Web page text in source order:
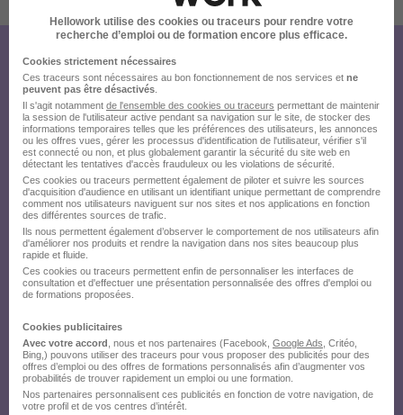
Créez votre compte Hellowork et
envoyez votre candidature !
Hellowork utilise des cookies ou traceurs pour rendre votre
recherche d’emploi ou de formation encore plus efficace.
Cookies strictement nécessaires
Ces traceurs sont nécessaires au bon fonctionnement de nos services et ne
peuvent pas être désactivés
Il s'agit notamment de l'ensemble des cookies ou traceurs permettant de maintenir
la session de l'utilisateur active pendant sa navigation sur le site, de stocker des
informations temporaires telles que les préférences des utilisateurs, les annonces
ou les offres vues, gérer les processus d'identification de l'utilisateur, vérifier s'il
est connecté ou non, et plus globalement garantir la sécurité du site web en
détectant les tentatives d'accès frauduleux ou les violations de sécurité.
Ces cookies ou traceurs permettent également de piloter et suivre les sources
d'acquisition d'audience en utilisant un identifiant unique permettant de comprendre
comment nos utilisateurs naviguent sur nos sites et nos applications en fonction
des différentes sources de trafic.
Ils nous permettent également d’observer le comportement de nos utilisateurs afin
d'améliorer nos produits et rendre la navigation dans nos sites beaucoup plus
rapide et fluide.
Ces cookies ou traceurs permettent enfin de personnaliser les interfaces de
consultation et d'effectuer une présentation personnalisée des offres d'emploi ou
de formations proposées.
Cookies publicitaires
Avec votre accord , nous et nos partenaires (Facebook, Google Ads , Critéo,
Bing,) pouvons utiliser des traceurs pour vous proposer des publicités pour des
offres d’emploi ou des offres de formations personnalisés afin d’augmenter vos
probabilités de trouver rapidement un emploi ou une formation.
Nos partenaires personnalisent ces publicités en fonction de votre navigation, de
votre profil et de vos centres d’intérêt.